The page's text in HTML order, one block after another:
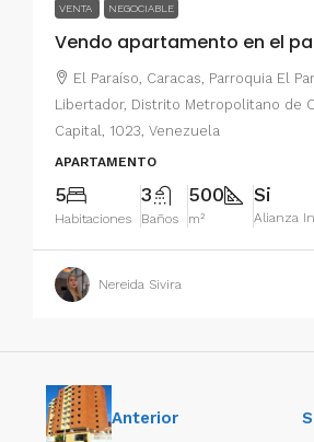
VENTA NEGOCIABLE
Vendo apartamento en el
El Paraíso, Caracas, Parroquia El
Libertador, Distrito Metropolitano de
Capital, 1023, Venezuela
APARTAMENTO
5
Habitaciones
3
Baños
500
m²
Si
Alianza
Nereida Sivira
Anterior